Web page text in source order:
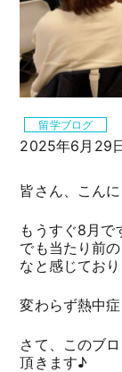
留学ブログ
2025年6月29
皆さん、こんに
もうすぐ8月
でも当たり前
なと感じてお
変わらず熱中
さて、このブ
頂きます♪